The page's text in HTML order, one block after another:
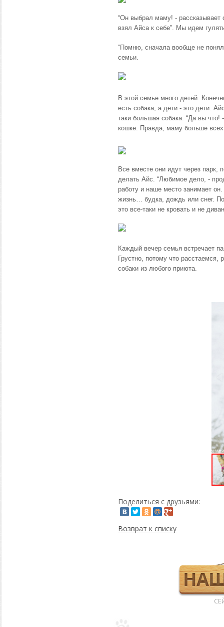
“Он выбрал маму! - рассказывает
взял Айса к себе”. Мы идем
“Помню, сначала вообще не понял
семьи.
В этой семье много детей.
есть собака, а дети - это дети.
таки большая собака. “Да вы
кошке. Правда, маму больше
Все вместе они идут через парк,
делать Айс. “Любимое дело, -
работу и наше место занимает
жизнь… будка, дождь или снег.
это все-таки не кровать и не
Каждый вечер семья встречает
Грустно, потому что
собаки из любого приюта.
Поделиться с друзьями:
Возврат к списку